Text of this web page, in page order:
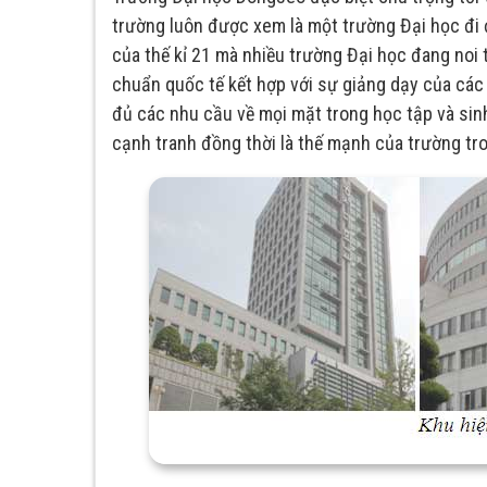
trường luôn được xem là một trường Đại học
của thế kỉ 21 mà nhiều trường Đại học đang
chuẩn quốc tế kết hợp với sự giảng dạy của
đủ các nhu cầu về mọi mặt trong học tập và
cạnh tranh đồng thời là thế mạnh của trường